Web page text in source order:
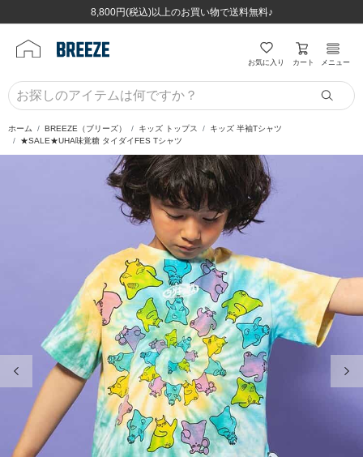
8,800円(税込)以上のお買い物で送料無料♪
ほぼ全品半額！！8/12(水)お昼12:59まで！！
8,800円(税込)以上のお買い物で送料無料♪
ほぼ全品半額！！8/12(水)お昼12:59まで！！
お気に入り カート メニュー
ホーム BREEZE（ブリーズ） キッズ トップス
キッズ 半袖Tシャツ
★SALE★UHA味覚糖 タイダイFES Tシャツ
前の画像